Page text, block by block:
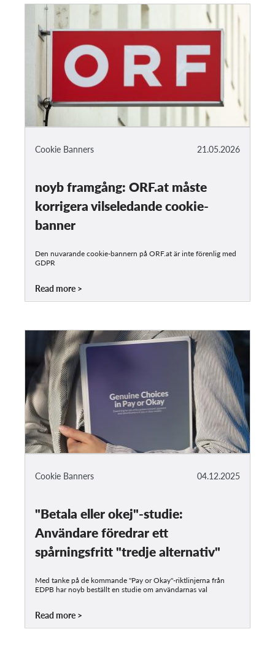
21.05.2026
Cookie Banners
noyb framgång: ORF.at måste
korrigera vilseledande cookie-
banner
Den nuvarande cookie-bannern på ORF.at är inte förenlig med
GDPR
Read more
04.12.2025
Cookie Banners
"Betala eller okej"-studie:
Användare föredrar ett
spårningsfritt "tredje alternativ"
Med tanke på de kommande "Pay or Okay"-riktlinjerna från
EDPB har noyb beställt en studie om användarnas val
Read more